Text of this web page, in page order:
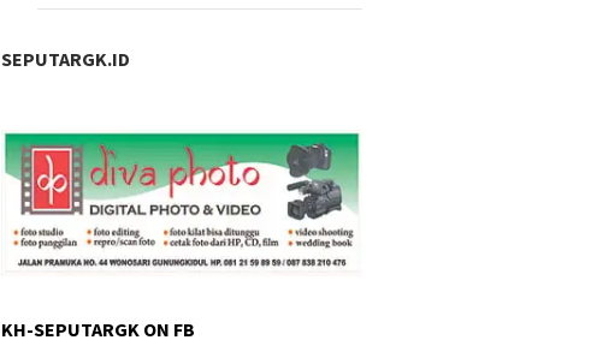
SEPUTARGK.ID
KH-SEPUTARGK ON FB